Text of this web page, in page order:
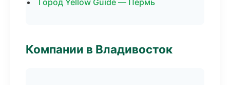
Город Yellow Guide — Пермь
Компании в Владивосток